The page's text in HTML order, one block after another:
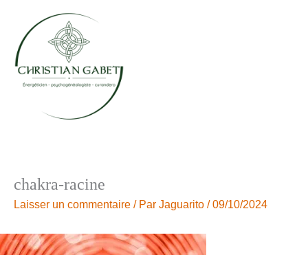
contenu
chakra-racine
Laisser un commentaire / Par Jaguarito /09/10/2024